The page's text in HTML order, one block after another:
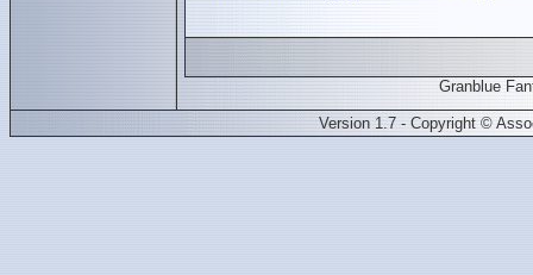
Granblue
Version 1.7 - Copyright ©